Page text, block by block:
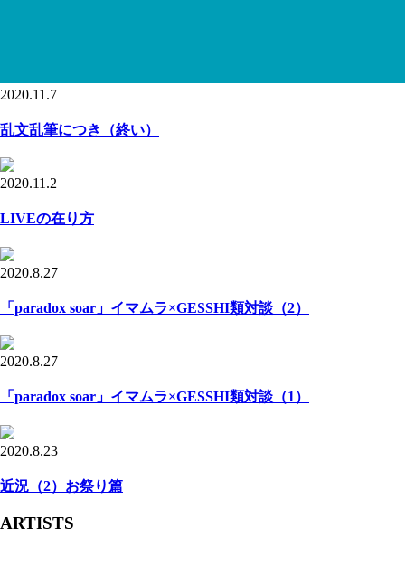
2020.11.7
乱文乱筆につき（終い）
2020.11.2
LIVEの在り方
2020.8.27
「paradox soar」イマムラ×GESSHI類対談（2）
2020.8.27
「paradox soar」イマムラ×GESSHI類対談（1）
2020.8.23
近況（2）お祭り篇
ARTISTS